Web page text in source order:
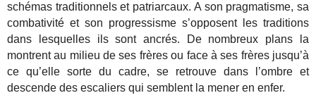
schémas traditionnels et patriarcaux. A son pragmatisme, sa
combativité et son progressisme s’opposent les traditions
dans lesquelles ils sont ancrés. De nombreux plans la
montrent au milieu de ses frères ou face à ses frères jusqu’à
ce qu’elle sorte du cadre, se retrouve dans l’ombre et
descende des escaliers qui semblent la mener en enfer.